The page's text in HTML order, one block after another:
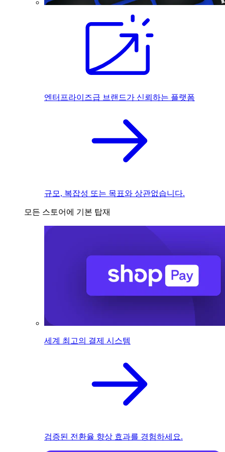
엔터프라이즈급 브랜드가 신뢰하는 플랫폼
규모, 복잡성 또는 목표와 상관없습니다.
모든 스토어에 기본 탑재
세계 최고의 결제 시스템
검증된 전환율 향상 효과를 경험하세요.